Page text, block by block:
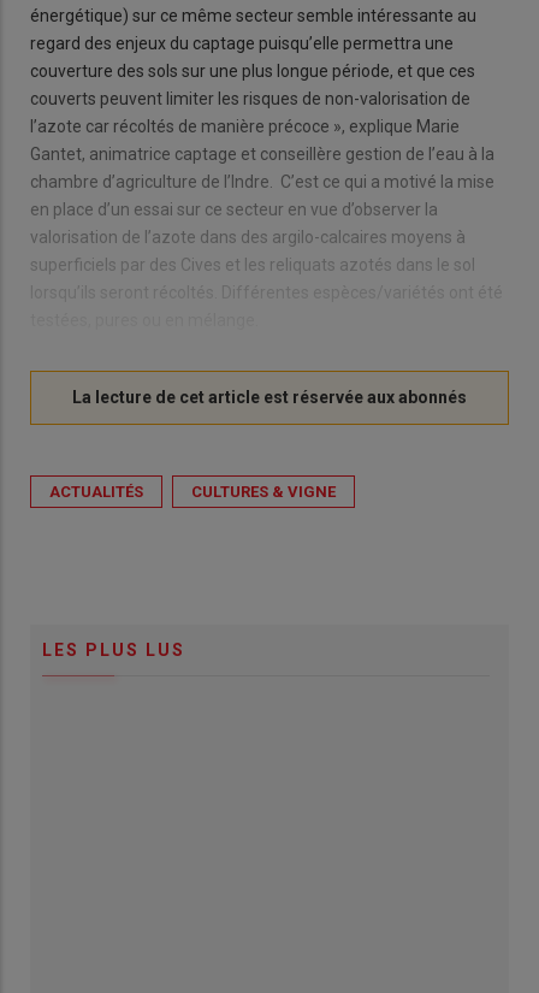
énergétique) sur ce même secteur semble intéressante au
regard des enjeux du captage puisqu’elle permettra une
couverture des sols sur une plus longue période, et que ces
couverts peuvent limiter les risques de non-valorisation de
l’azote car récoltés de manière précoce », explique Marie
Gantet, animatrice captage et conseillère gestion de l’eau à la
chambre d’agriculture de l’Indre. C’est ce qui a motivé la mise
en place d’un essai sur ce secteur en vue d’observer la
valorisation de l’azote dans des argilo-calcaires moyens à
superficiels par des Cives et les reliquats azotés dans le sol
lorsqu’ils seront récoltés. Différentes espèces/variétés ont été
ACTUALITÉS CULTURES & VIGNE
LES PLUS LUS